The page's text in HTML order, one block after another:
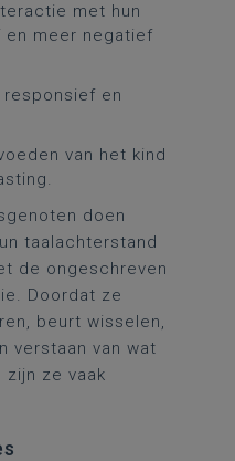
met hun
meer negatief
en
van het kind
doen
taalachterstand
de ongeschreven
Doordat ze
beurt wisselen,
verstaan van wat
zijn ze vaak